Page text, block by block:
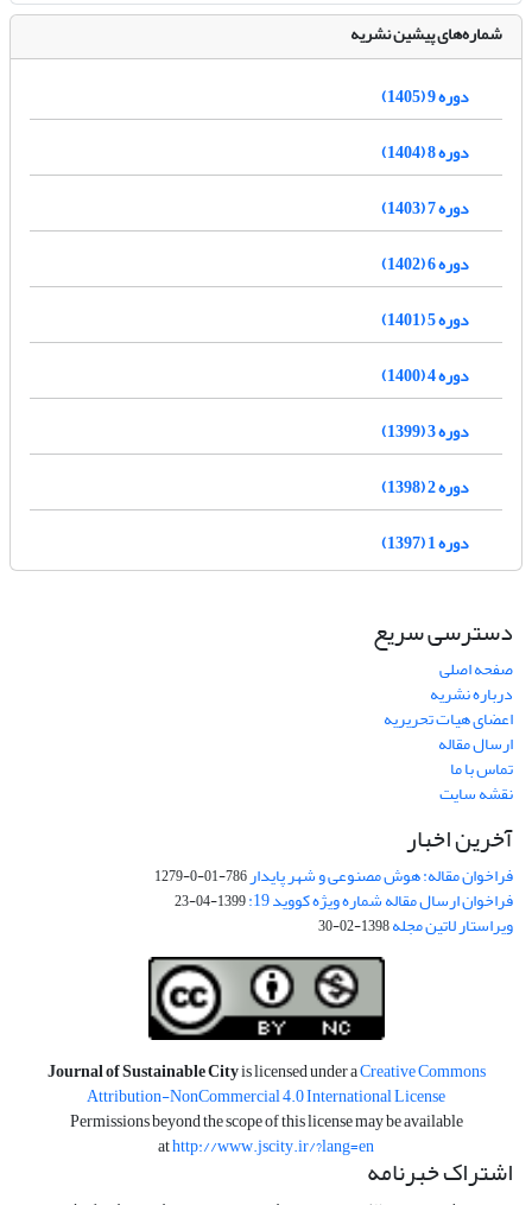
شماره‌های پیشین نشریه
دوره 9 (1405)
دوره 8 (1404)
دوره 7 (1403)
دوره 6 (1402)
دوره 5 (1401)
دوره 4 (1400)
دوره 3 (1399)
دوره 2 (1398)
دوره 1 (1397)
دسترسی سریع
صفحه اصلی
درباره نشریه
اعضای هیات تحریریه
ارسال مقاله
تماس با ما
نقشه سایت
آخرین اخبار
فراخوان مقاله: هوش مصنوعی و شهر پایدار786-01-0-1279
فراخوان ارسال مقاله شماره ویژه کووید 19: 1399-04-23
ویراستار لاتین مجله1398-02-30
Journal of Sustainable Cityis licensed under aCreative Commons
Attribution-NonCommercial 4.0 International License
Permissions beyond the scope of this license may be available
athttp://www.jscity.ir/?lang=en
اشتراک خبرنامه